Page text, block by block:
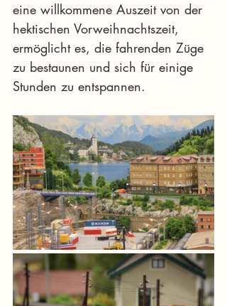
eine willkommene Auszeit von der
hektischen Vorweihnachtszeit,
ermöglicht es, die fahrenden Züge
zu bestaunen und sich für einige
Stunden zu entspannen.